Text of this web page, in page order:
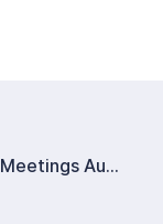
Business Meetings Automobile @ SALON DE LA SOUS TRAITANCE AUTOMOBILE 2026 - Maroc